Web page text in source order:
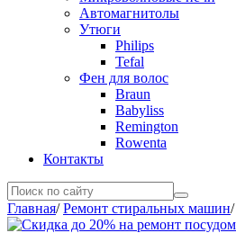
Автомагнитолы
Утюги
Philips
Tefal
Фен для волос
Braun
Babyliss
Remington
Rowenta
Контакты
Главная/Ремонт стиральных машин/